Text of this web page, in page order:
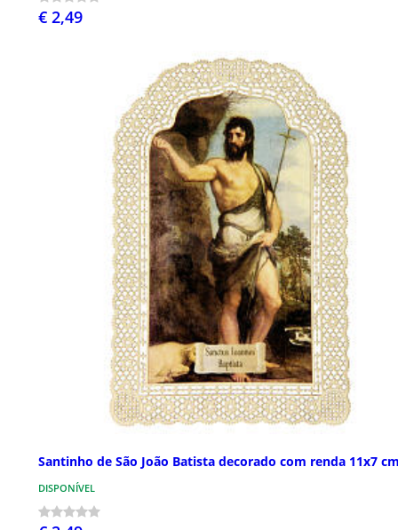
€ 2,49
Santinho de São João Batista decorado com renda 11x7
DISPONÍVEL